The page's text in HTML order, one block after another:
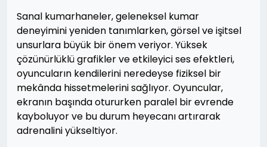
Sanal kumarhaneler, geleneksel kumar
deneyimini yeniden tanımlarken, görsel ve işitsel
unsurlara büyük bir önem veriyor. Yüksek
çözünürlüklü grafikler ve etkileyici ses efektleri,
oyuncuların kendilerini neredeyse fiziksel bir
mekânda hissetmelerini sağlıyor. Oyuncular,
ekranın başında otururken paralel bir evrende
kayboluyor ve bu durum heyecanı artırarak
adrenalini yükseltiyor.